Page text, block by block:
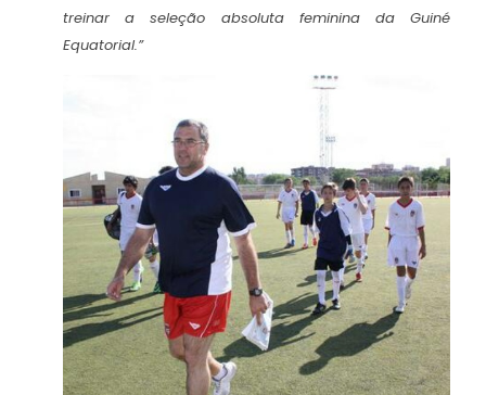
treinar a seleção absoluta feminina da Guiné
Equatorial.”